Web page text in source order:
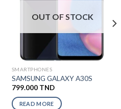
OUT OF STOCK
SMARTPHONES
SAMSUNG GALAXY A30S
799.000 TND
READ MORE